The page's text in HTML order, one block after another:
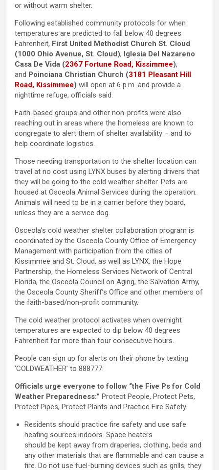
or without warm shelter.
Following established community protocols for when
temperatures are predicted to fall below 40 degrees
Fahrenheit, First United Methodist Church St. Cloud
(1000 Ohio Avenue, St. Cloud), Iglesia Del Nazareno
Casa De Vida (2367 Fortune Road, Kissimmee),
and Poinciana Christian Church (3181 Pleasant Hill
Road, Kissimmee) will open at 6 p.m. and provide a
nighttime refuge, officials said.
Faith-based groups and other non-profits were also
reaching out in areas where the homeless are known to
congregate to alert them of shelter availability – and to
help coordinate logistics.
Those needing transportation to the shelter location can
travel at no cost using LYNX buses by alerting drivers that
they will be going to the cold weather shelter. Pets are
housed at Osceola Animal Services during the operation.
Animals will need to be in a carrier before they board,
unless they are a service dog.
Osceola’s cold weather shelter collaboration program is
coordinated by the Osceola County Office of Emergency
Management with participation from the cities of
Kissimmee and St. Cloud, as well as LYNX, the Hope
Partnership, the Homeless Services Network of Central
Florida, the Osceola Council on Aging, the Salvation Army,
the Osceola County Sheriff’s Office and other members of
the faith-based/non-profit community.
The cold weather protocol activates when overnight
temperatures are expected to dip below 40 degrees
Fahrenheit for more than four consecutive hours.
People can sign up for alerts on their phone by texting
‘COLDWEATHER’ to 888777.
Officials urge everyone to follow “the Five Ps for Cold
Weather Preparedness:” Protect People, Protect Pets,
Protect Pipes, Protect Plants and Practice Fire Safety.
Residents should practice fire safety and use safe
heating sources indoors. Space heaters
should be kept away from draperies, clothing, beds and
any other materials that are flammable and can cause a
fire. Do not use fuel-burning devices such as grills; they